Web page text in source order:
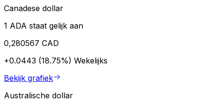
Canadese dollar
1 ADA staat gelijk aan
0,280567 CAD
+0.0443 (18.75%) Wekelijks
Bekijk grafiek
Australische dollar